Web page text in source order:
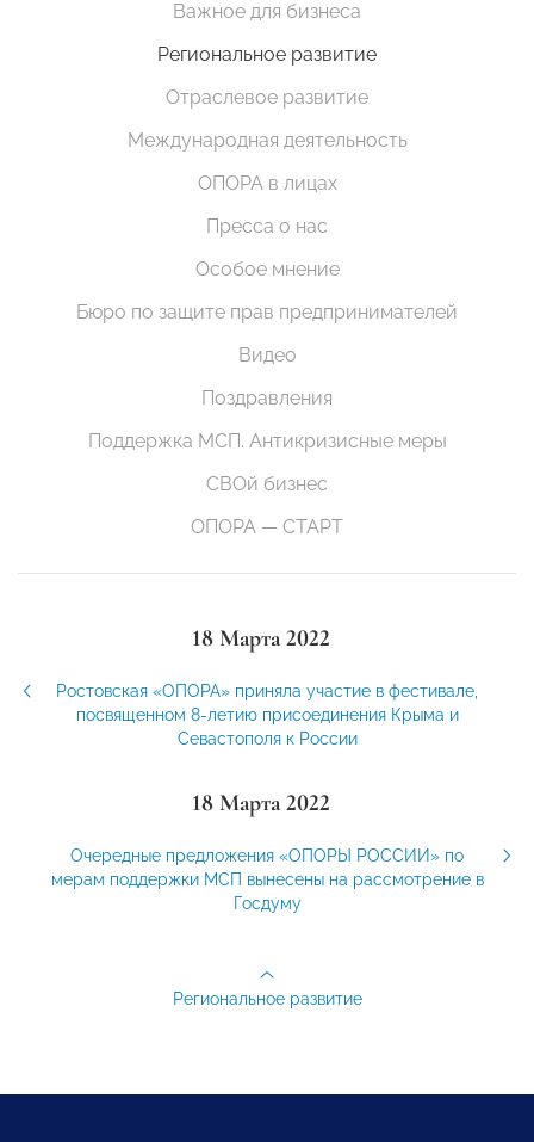
Важное для бизнеса
Региональное развитие
Отраслевое развитие
Международная деятельность
ОПОРА в лицах
Пресса о нас
Особое мнение
Бюро по защите прав предпринимателей
Видео
Поздравления
Поддержка МСП. Антикризисные меры
СВОй бизнес
ОПОРА — СТАРТ
18 Марта 2022
Ростовская «ОПОРА» приняла участие в фестивале,
посвященном 8-летию присоединения Крыма и
Севастополя к России
18 Марта 2022
Очередные предложения «ОПОРЫ РОССИИ» по
мерам поддержки МСП вынесены на рассмотрение в
Госдуму
Региональное развитие